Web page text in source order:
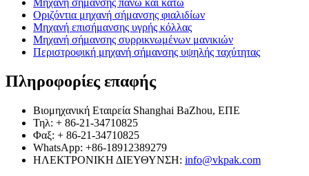
Μηχανή σήμανσης πάνω και κάτω
Οριζόντια μηχανή σήμανσης φιαλιδίων
Μηχανή επισήμανσης υγρής κόλλας
Μηχανή σήμανσης συρρικνωμένων μανικιών
Περιστροφική μηχανή σήμανσης υψηλής ταχύτητας
Πληροφορίες επαφής
Βιομηχανική Εταιρεία Shanghai BaZhou, ΕΠΕ
Τηλ: + 86-21-34710825
Φαξ: + 86-21-34710825
WhatsApp: +86-18912389279
ΗΛΕΚΤΡΟΝΙΚΗ ΔΙΕΥΘΥΝΣΗ: info@vkpak.com